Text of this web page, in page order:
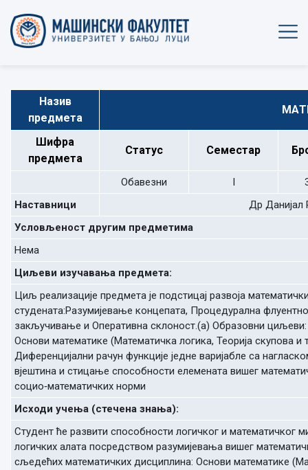
Назив
предмета
Шифра
предмета
Статус Семестар
Обавезни I
Наставници
Др Данијал
Условљеност другим предметима
Нема
Циљеви изучавања предмета:
Циљ реализације предмета је подстицај развоја
студената:Разумијевање концепата, Процедурална
закључивање и Оперативна склоност.(а) Образовни
Основи математике (Математичка логика, Теорија скупова и
Диференцијални рачун функције једне варијабле са
вјештина и стицање способности елемената вишег
социо‐математичких норми
Исходи учења (стечена знања):
Студент ће развити способности логичког и математичког
логичких алата посредством разумијевања вишег
сљедећих математичких дисциплина: Основи математике